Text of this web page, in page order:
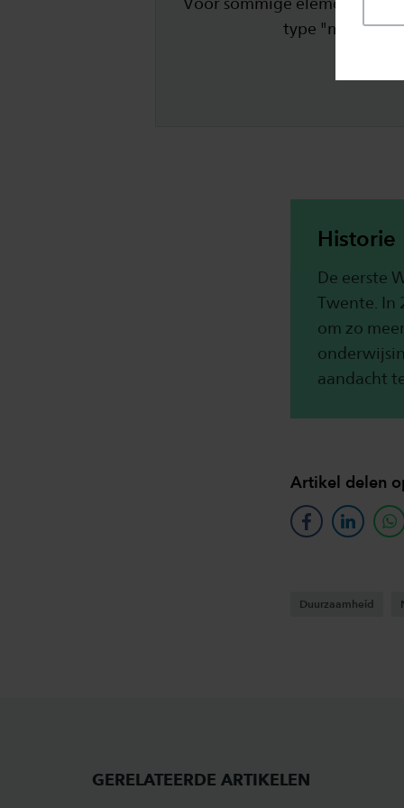
type
Historie
De eerste
Twente. In
om zo
aandacht
Artikel delen
facebooklinkedin
Duurzaamheid
GERELATEERDE ARTIKELEN